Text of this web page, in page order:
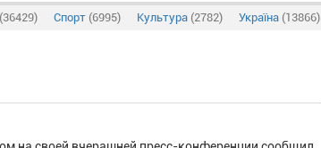
(36429) Спорт (6995) Культура (2782) Україна (13866)